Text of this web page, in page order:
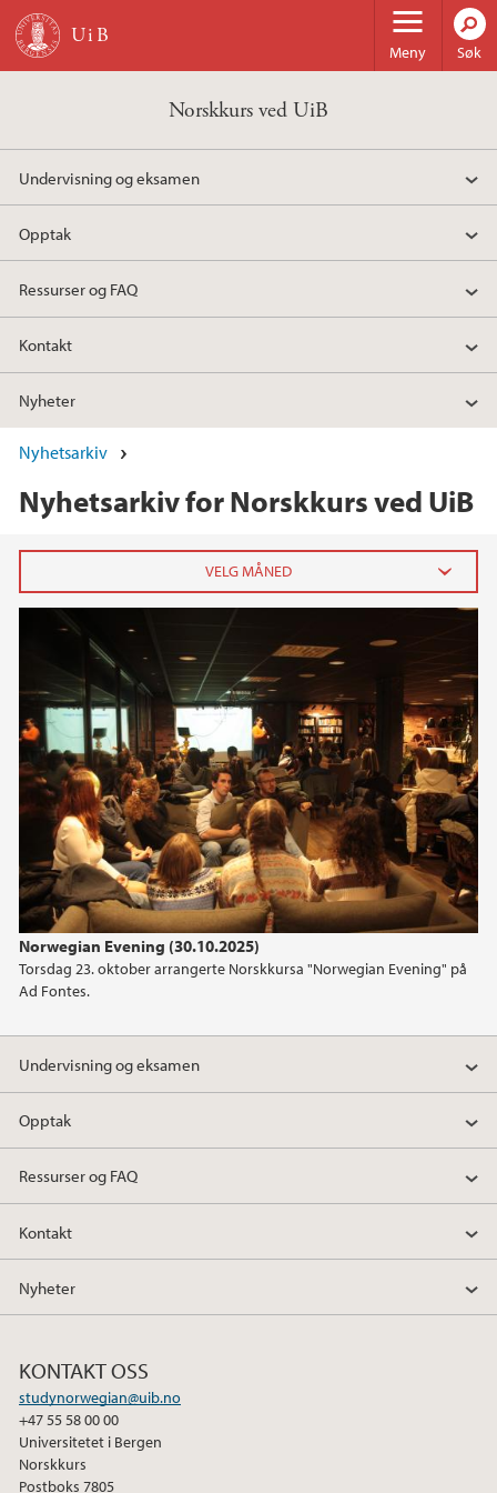
Hopp til hovedinnhold
Meny Søk
Norskkurs ved UiB
Undervisning og eksamen
Opptak
Ressurser og FAQ
Kontakt
Nyheter
Nyhetsarkiv
Nyhetsarkiv for Norskkurs ved UiB
Norwegian Evening (30.10.2025)
Torsdag 23. oktober arrangerte Norskkursa "Norwegian Evening" på
Ad Fontes.
2025
november (1)
oktober (1)
september (1)
2022
2021
Undervisning og eksamen
Opptak
Ressurser og FAQ
Kontakt
Nyheter
KONTAKT OSS
studynorwegian@uib.no
+47 55 58 00 00
Universitetet i Bergen
Norskkurs
Postboks 7805